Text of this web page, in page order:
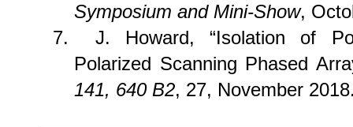
Symposium and Mini-Show,
J. Howard, “Isolation of
Polarized Scanning Phased
141, 640 B2, 27, November